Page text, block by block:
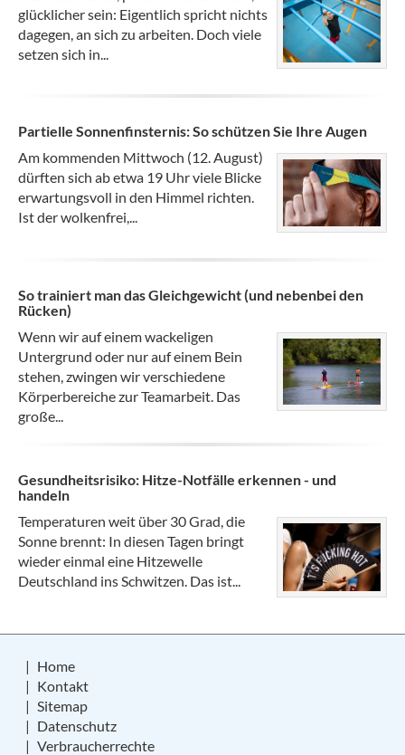
glücklicher sein: Eigentlich spricht nichts
dagegen, an sich zu arbeiten. Doch viele
setzen sich in...
Partielle Sonnenfinsternis: So schützen Sie Ihre Augen
Am kommenden Mittwoch (12. August)
dürften sich ab etwa 19 Uhr viele Blicke
erwartungsvoll in den Himmel richten.
Ist der wolkenfrei,...
So trainiert man das Gleichgewicht (und nebenbei den
Rücken)
Wenn wir auf einem wackeligen
Untergrund oder nur auf einem Bein
stehen, zwingen wir verschiedene
Körperbereiche zur Teamarbeit. Das
große...
Gesundheitsrisiko: Hitze-Notfälle erkennen - und
handeln
Temperaturen weit über 30 Grad, die
Sonne brennt: In diesen Tagen bringt
wieder einmal eine Hitzewelle
Deutschland ins Schwitzen. Das ist...
Home
Kontakt
Sitemap
Datenschutz
Verbraucherrechte